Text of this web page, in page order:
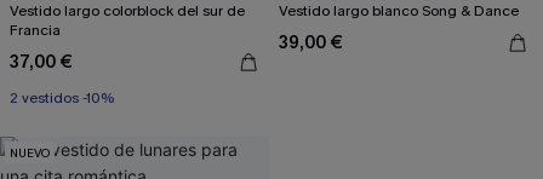
Vestido largo colorblock del sur de
Francia
37,00 €
2 vestidos -10%
Vestido largo blanco Song & Dance
39,00 €
NUEVO